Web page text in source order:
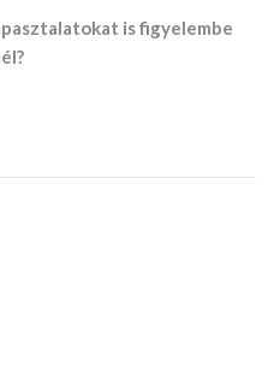
is figyelembe